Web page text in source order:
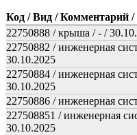
Код / Вид / Комментарий /
22750888 / крыша / - /
22750882 / инженерная
30.10.2025
22750884 / инженерная
30.10.2025
22750886 / инженерная
227508851 / инженерная
30.10.2025